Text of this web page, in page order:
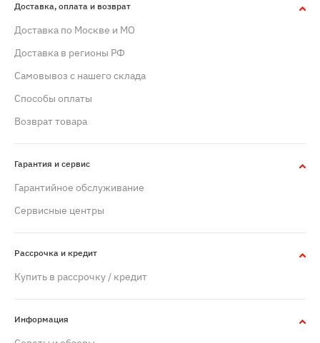
Доставка, оплата и возврат
Доставка по Москве и МО
Доставка в регионы РФ
Самовывоз с нашего склада
Способы оплаты
Возврат товара
Гарантия и сервис
Гарантийное обслуживание
Сервисные центры
Рассрочка и кредит
Купить в рассрочку / кредит
Информация